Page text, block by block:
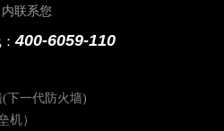
内联系您
400-6059-110
下一代防火墙)
机）